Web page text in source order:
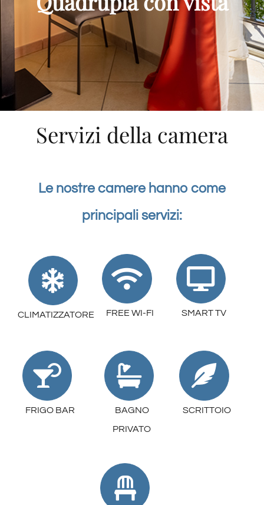
Servizi della camera
Le nostre camere hanno come
principali servizi:
CLIMATIZZATORE FREE WI-FI SMART TV
FRIGO BAR
BAGNO
PRIVATO
SCRITTOIO